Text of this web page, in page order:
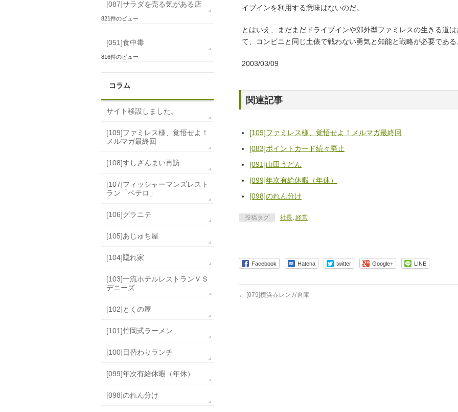
イブインを利用する意味はないのだ。
とはいえ、まだまだドライブインや郊外型ファミレスの生きる道
て、コンビニと同じ土俵で戦わない勇気と知能と戦略が必要である
2003/03/09
関連記事
[109]ファミレス様、覚悟せよ！メルマガ最終回
[083]ポイントカード続々廃止
[091]山田うどん
[099]年次有給休暇（年休）
[098]のれん分け
投稿タグ 社長, 経営
Facebook Hatena twitter Google+ LINE
← [079]横浜赤レンガ倉庫
[087]サラダを売る気がある店
821件のビュー
[051]食中毒
816件のビュー
コラム
サイト移設しました。
[109]ファミレス様、覚悟せよ！
メルマガ最終回
[108]すしざんまい再訪
[107]フィッシャーマンズレスト
ラン「ペテロ」
[106]グラニテ
[105]あじゅち屋
[104]隠れ家
[103]一流ホテルレストランＶＳ
デニーズ
[102]とくの屋
[101]竹岡式ラーメン
[100]日替わりランチ
[099]年次有給休暇（年休）
[098]のれん分け